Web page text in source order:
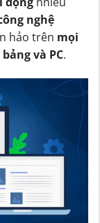
nghệ
hảo trên mọi
và PC.